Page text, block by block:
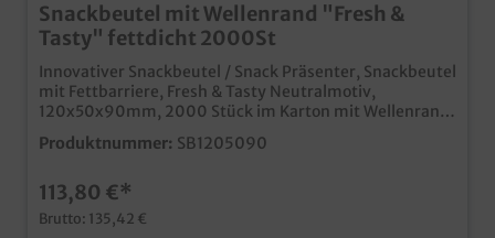
Snackbeutel mit Wellenrand "Fresh &
Tasty" fettdicht 2000St
Innovativer Snackbeutel / Snack Präsenter, Snackbeutel
mit Fettbarriere, Fresh & Tasty Neutralmotiv,
120x50x90mm, 2000 Stück im Karton mit Wellenrand
und Fettbarriere (fettdicht) im Fresh & Tasty Druck
Ideal für Baguettes, belegte Brötchen und Fettiges
oder Tankstelle Snackverpackungen mit Qualität
"Made in Germany" Ab 50.000 Stück auch mit Ihrem
Individualmotiv bedruckbar, unser Kundenservice
Produktnummer: SB1205090
113,80 €*
Brutto: 135,42 €